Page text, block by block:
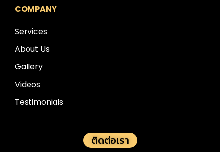
COMPANY
Services
About Us
Gallery
Videos
Testimonials
ติดต่อเรา